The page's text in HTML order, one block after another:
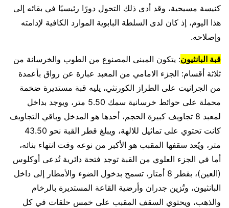
كنيسة مسيحية، وقد أدى ذلك التحول دورًا رئيسيًا في بقائه إلى
هذا اليوم، إذ كان لدى السلطة البابوية الموارد الكافية لإدامته
وإصلاحه.
قبة البانثيون: يتكون المبنى المصنوع من الطوب والخرسانة من
ثلاثة أقسام: الجزء الامامي من المعبد عبارة عن رواق بأعمدة
من الجرانيت على الطراز الكورنثي، يليه قبة مستديرة ضخمة
محملة على حوائط خرسانية سمك 5.50 متر، ويوجد بداخل
لمعبد 8 تجاويف كبيرة الحجم، أحدها هو المدخل وباقي التجاويف
كانت تحتوي على تماثيل للالهة، ويبلغ قطر القبة نحو 43.50
متر، ويُعد سقفها المقبب هو الأكبر من نوعه وقت انتهاء بنائه،
أما في الجزء العلوي من القبة توجد فتحة دائرية تُدعى أوكلوس
(العين)، بقطر 8 أمتار، تسمح بدخول الضوء والأمطار إلى داخل
البانثيون، وتُزين جدران وأرضية القاعة المستديرة بالرخام
والذهب، ويحتوي السقف المقبب على خمس حلقات في كل